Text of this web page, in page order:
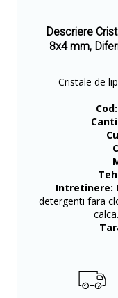
Descriere
8x4 mm,
Cristale de
Cod:
Intretinere:
detergenti fara